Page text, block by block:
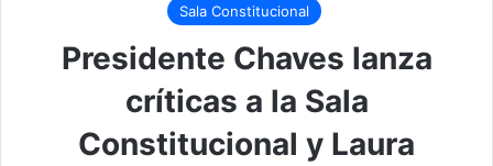
Sala Constitucional
Presidente Chaves lanza
críticas a la Sala
Constitucional y Laura